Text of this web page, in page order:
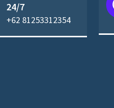
24/7
+62 81253312354